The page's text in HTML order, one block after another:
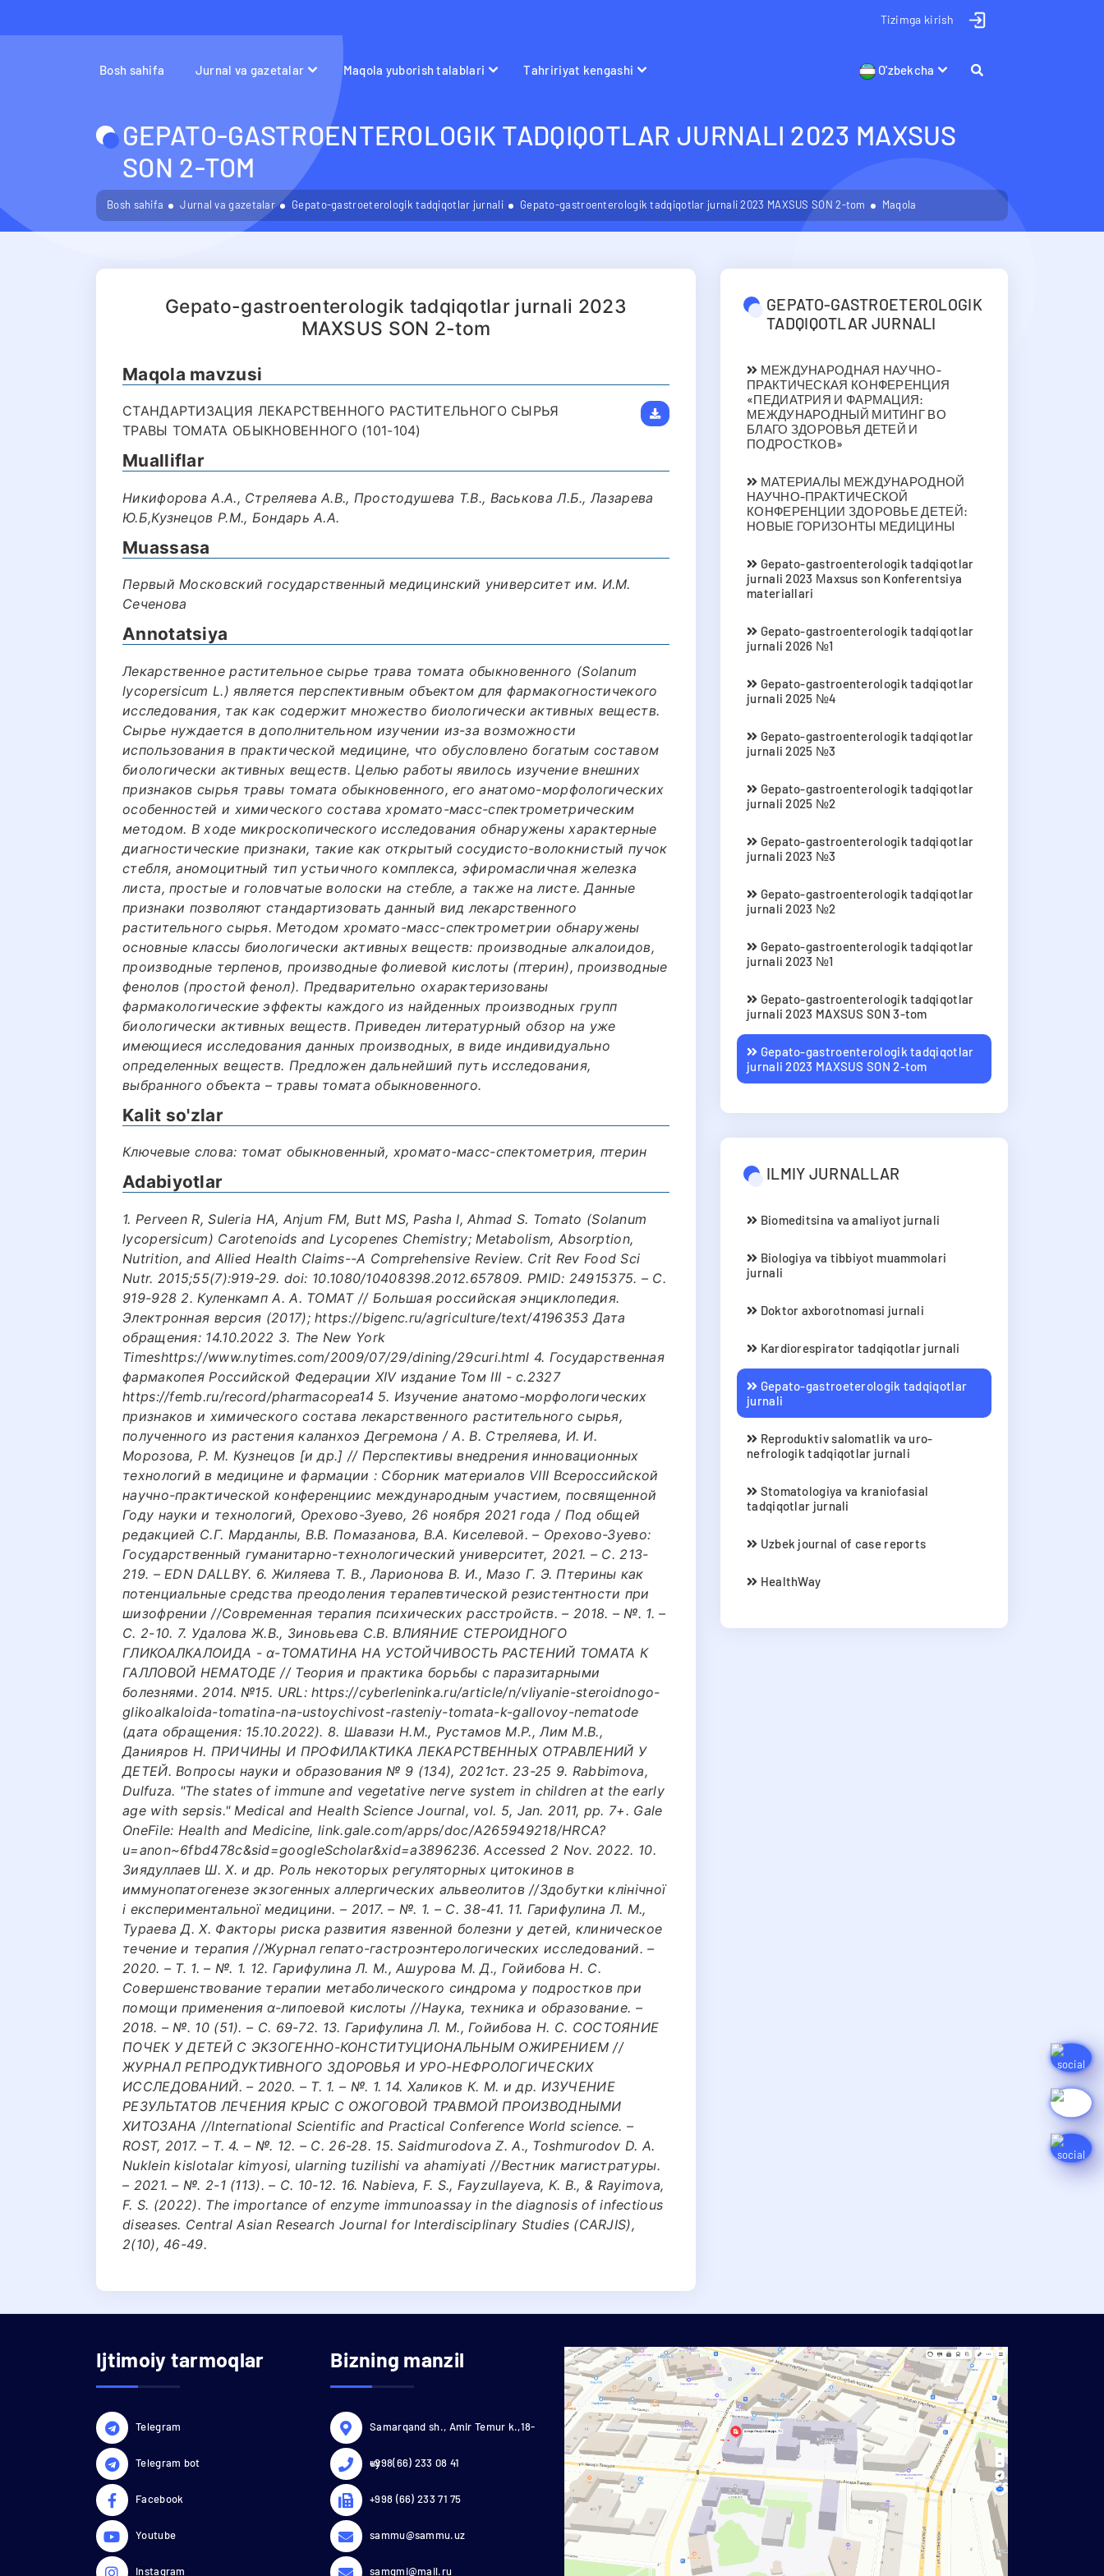
Tizimga kirish
Bosh sahifa Jurnal va gazetalar Maqola yuborish talablari Tahririyat kengashi O'zbekcha
GEPATO-GASTROENTEROLOGIK TADQIQOTLAR JURNALI 2023 MAXSUS
SON 2-TOM
Bosh sahifa Jurnal va gazetalar Gepato-gastroeterologik tadqiqotlar jurnali Gepato-gastroenterologik tadqiqotlar jurnali 2023 MAXSUS SON 2-tom Maqola
Gepato-gastroenterologik tadqiqotlar jurnali 2023
MAXSUS SON 2-tom
Maqola mavzusi
СТАНДАРТИЗАЦИЯ ЛЕКАРСТВЕННОГО РАСТИТЕЛЬНОГО СЫРЬЯ
ТРАВЫ ТОМАТА ОБЫКНОВЕННОГО (101-104)
Mualliflar
Никифорова А.А., Стреляева А.В., Простодушева Т.В., Васькова Л.Б., Лазарева
Ю.Б,Кузнецов Р.М., Бондарь А.А.
Muassasa
Первый Московский государственный медицинский университет им. И.М.
Сеченова
Annotatsiya
Лекарственное растительное сырье трава томата обыкновенного (Solanum
lycopersicum L.) является перспективным объектом для фармакогностичекого
исследования, так как содержит множество биологически активных веществ.
Сырье нуждается в дополнительном изучении из-за возможности
использования в практической медицине, что обусловлено богатым составом
биологически активных веществ. Целью работы явилось изучение внешних
признаков сырья травы томата обыкновенного, его анатомо-морфологических
особенностей и химического состава хромато-масс-спектрометрическим
методом. В ходе микроскопического исследования обнаружены характерные
диагностические признаки, такие как открытый сосудисто-волокнистый пучок
стебля, аномоцитный тип устьичного комплекса, эфиромасличная железка
листа, простые и головчатые волоски на стебле, а также на листе. Данные
признаки позволяют стандартизовать данный вид лекарственного
растительного сырья. Методом хромато-масс-спектрометрии обнаружены
основные классы биологически активных веществ: производные алкалоидов,
производные терпенов, производные фолиевой кислоты (птерин), производные
фенолов (простой фенол). Предварительно охарактеризованы
фармакологические эффекты каждого из найденных производных групп
биологически активных веществ. Приведен литературный обзор на уже
имеющиеся исследования данных производных, в виде индивидуально
определенных веществ. Предложен дальнейший путь исследования,
выбранного объекта – травы томата обыкновенного.
Kalit so'zlar
Ключевые слова: томат обыкновенный, хромато-масс-спектометрия, птерин
Adabiyotlar
1. Perveen R, Suleria HA, Anjum FM, Butt MS, Pasha I, Ahmad S. Tomato (Solanum
lycopersicum) Carotenoids and Lycopenes Chemistry; Metabolism, Absorption,
Nutrition, and Allied Health Claims--A Comprehensive Review. Crit Rev Food Sci
Nutr. 2015;55(7):919-29. doi: 10.1080/10408398.2012.657809. PMID: 24915375. – С.
919-928 2. Куленкамп А. А. ТОМАТ // Большая российская энциклопедия.
Электронная версия (2017); https://bigenc.ru/agriculture/text/4196353 Дата
обращения: 14.10.2022 3. The New York
Timeshttps://www.nytimes.com/2009/07/29/dining/29curi.html 4. Государственная
фармакопея Российской Федерации XIV издание Том III - с.2327
https://femb.ru/record/pharmacopea14 5. Изучение анатомо-морфологических
признаков и химического состава лекарственного растительного сырья,
полученного из растения каланхоэ Дегремона / А. В. Стреляева, И. И.
Морозова, Р. М. Кузнецов [и др.] // Перспективы внедрения инновационных
технологий в медицине и фармации : Сборник материалов VIII Всероссийской
научно-практической конференциис международным участием, посвященной
Году науки и технологий, Орехово-Зуево, 26 ноября 2021 года / Под общей
редакцией С.Г. Марданлы, В.В. Помазанова, В.А. Киселевой. – Орехово-Зуево:
Государственный гуманитарно-технологический университет, 2021. – С. 213-
219. – EDN DALLBY. 6. Жиляева Т. В., Ларионова В. И., Мазо Г. Э. Птерины как
потенциальные средства преодоления терапевтической резистентности при
шизофрении //Современная терапия психических расстройств. – 2018. – №. 1. –
С. 2-10. 7. Удалова Ж.В., Зиновьева С.В. ВЛИЯНИЕ СТЕРОИДНОГО
ГЛИКОАЛКАЛОИДА - ɑ-ТОМАТИНА НА УСТОЙЧИВОСТЬ РАСТЕНИЙ ТОМАТА К
ГАЛЛОВОЙ НЕМАТОДЕ // Теория и практика борьбы с паразитарными
болезнями. 2014. №15. URL: https://cyberleninka.ru/article/n/vliyanie-steroidnogo-
glikoalkaloida-tomatina-na-ustoychivost-rasteniy-tomata-k-gallovoy-nematode
(дата обращения: 15.10.2022). 8. Шавази Н.М., Рустамов М.Р., Лим М.В.,
Данияров Н. ПРИЧИНЫ И ПРОФИЛАКТИКА ЛЕКАРСТВЕННЫХ ОТРАВЛЕНИЙ У
ДЕТЕЙ. Вопросы науки и образования № 9 (134), 2021ст. 23-25 9. Rabbimova,
Dulfuza. "The states of immune and vegetative nerve system in children at the early
age with sepsis." Medical and Health Science Journal, vol. 5, Jan. 2011, pp. 7+. Gale
OneFile: Health and Medicine, link.gale.com/apps/doc/A265949218/HRCA?
u=anon~6fbd478c&sid=googleScholar&xid=a3896236. Accessed 2 Nov. 2022. 10.
Зиядуллаев Ш. Х. и др. Роль некоторых регуляторных цитокинов в
иммунопатогенезе экзогенных аллергических альвеолитов //Здобутки клінічної
i експериментальної медицини. – 2017. – №. 1. – С. 38-41. 11. Гарифулина Л. М.,
Тураева Д. Х. Факторы риска развития язвенной болезни у детей, клиническое
течение и терапия //Журнал гепато-гастроэнтерологических исследований. –
2020. – Т. 1. – №. 1. 12. Гарифулина Л. М., Ашурова М. Д., Гойибова Н. С.
Совершенствование терапии метаболического синдрома у подростков при
помощи применения α-липоевой кислоты //Наука, техника и образование. –
2018. – №. 10 (51). – С. 69-72. 13. Гарифулина Л. М., Гойибова Н. С. СОСТОЯНИЕ
ПОЧЕК У ДЕТЕЙ С ЭКЗОГЕННО-КОНСТИТУЦИОНАЛЬНЫМ ОЖИРЕНИЕМ //
ЖУРНАЛ РЕПРОДУКТИВНОГО ЗДОРОВЬЯ И УРО-НЕФРОЛОГИЧЕСКИХ
ИССЛЕДОВАНИЙ. – 2020. – Т. 1. – №. 1. 14. Халиков К. М. и др. ИЗУЧЕНИЕ
РЕЗУЛЬТАТОВ ЛЕЧЕНИЯ КРЫС С ОЖОГОВОЙ ТРАВМОЙ ПРОИЗВОДНЫМИ
ХИТОЗАНА //International Scientific and Practical Conference World science. –
ROST, 2017. – Т. 4. – №. 12. – С. 26-28. 15. Saidmurodova Z. A., Toshmurodov D. A.
Nuklein kislotalar kimyosi, ularning tuzilishi va ahamiyati //Вестник магистратуры.
– 2021. – №. 2-1 (113). – С. 10-12. 16. Nabieva, F. S., Fayzullayeva, K. B., & Rayimova,
F. S. (2022). The importance of enzyme immunoassay in the diagnosis of infectious
diseases. Central Asian Research Journal for Interdisciplinary Studies (CARJIS),
2(10), 46-49.
GEPATO-GASTROETEROLOGIK
TADQIQOTLAR JURNALI
МЕЖДУНАРОДНАЯ НАУЧНО-
ПРАКТИЧЕСКАЯ КОНФЕРЕНЦИЯ
«ПЕДИАТРИЯ И ФАРМАЦИЯ:
МЕЖДУНАРОДНЫЙ МИТИНГ ВО
БЛАГО ЗДОРОВЬЯ ДЕТЕЙ И
ПОДРОСТКОВ»
МАТЕРИАЛЫ МЕЖДУНАРОДНОЙ
НАУЧНО-ПРАКТИЧЕСКОЙ
КОНФЕРЕНЦИИ ЗДОРОВЬЕ ДЕТЕЙ:
НОВЫЕ ГОРИЗОНТЫ МЕДИЦИНЫ
Gepato-gastroenterologik tadqiqotlar
jurnali 2023 Мaxsus son Konferentsiya
materiallari
Gepato-gastroenterologik tadqiqotlar
jurnali 2026 №1
Gepato-gastroenterologik tadqiqotlar
jurnali 2025 №4
Gepato-gastroenterologik tadqiqotlar
jurnali 2025 №3
Gepato-gastroenterologik tadqiqotlar
jurnali 2025 №2
Gepato-gastroenterologik tadqiqotlar
jurnali 2023 №3
Gepato-gastroenterologik tadqiqotlar
jurnali 2023 №2
Gepato-gastroenterologik tadqiqotlar
jurnali 2023 №1
Gepato-gastroenterologik tadqiqotlar
jurnali 2023 MAXSUS SON 3-tom
Gepato-gastroenterologik tadqiqotlar
jurnali 2023 MAXSUS SON 2-tom
ILMIY JURNALLAR
Biomeditsina va amaliyot jurnali
Biologiya va tibbiyot muammolari
jurnali
Doktor axborotnomasi jurnali
Kardiorespirator tadqiqotlar jurnali
Gepato-gastroeterologik tadqiqotlar
jurnali
Reproduktiv salomatlik va uro-
nefrologik tadqiqotlar jurnali
Stomatologiya va kraniofasial
tadqiqotlar jurnali
Uzbek journal of case reports
HealthWay
Ijtimoiy tarmoqlar
Telegram
Telegram bot
Facebook
Youtube
Instagram
Bizning manzil
Samarqand sh., Amir Temur k.,18-
uy
+998(66) 233 08 41
+998 (66) 233 71 75
sammu@sammu.uz
samgmi@mail.ru